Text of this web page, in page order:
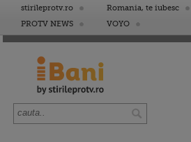
stirileprotv.ro Romania, te iubesc
PROTV NEWS
VOYO